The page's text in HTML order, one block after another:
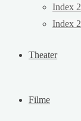
Index
Index
Theater
Filme